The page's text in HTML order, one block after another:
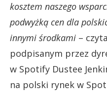
kosztem naszego
podwyżką cen dla
innymi środkami –
podpisanym przez
w Spotify Dustee
na polski rynek w